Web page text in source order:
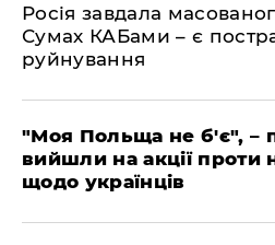
Росія завдала
Сумах КАБами – є
руйнування
"Моя Польща не б'є", –
вийшли на акції проти
щодо українців